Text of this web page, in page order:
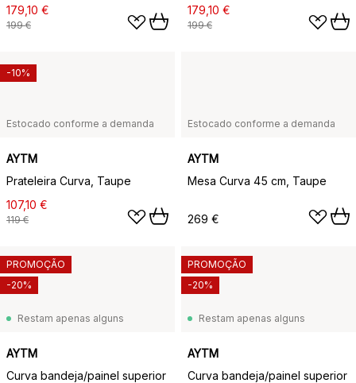
179,10 €
199 €
179,10 €
199 €
Estocado conforme a demanda
AYTM
Prateleira Curva, Taupe
107,10 €
119 €
-10%
Estocado conforme a demanda
AYTM
Mesa Curva 45 cm, Taupe
269 €
Restam apenas alguns
AYTM
Curva bandeja/painel superior
PROMOÇÃO
-20%
Restam apenas alguns
AYTM
Curva bandeja/painel superior
PROMOÇÃO
-20%